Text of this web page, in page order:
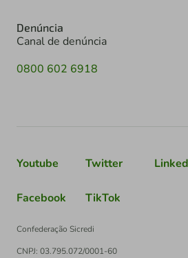
Denúncia
Canal de denúncia
0800 602 6918
Youtube Twitter
Facebook TikTok
Confederação Sicredi
CNPJ: 03.795.072/0001-60